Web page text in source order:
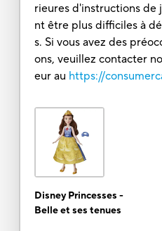
rieures d'instructions de
nt être plus difficiles à
s. Si vous avez des
ons, veuillez contacter
eur au https://
Disney Princesses -
Belle et ses tenues